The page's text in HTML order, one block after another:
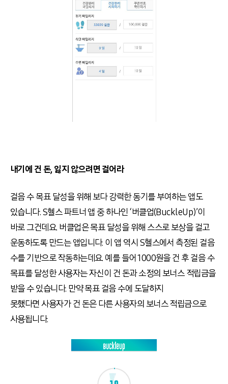
내기에 건 돈, 잃지 않으려면 걸어라
걸음 수 목표 달성을 위해 보다 강력한 동기를 부여하는 앱도
있습니다. S헬스 파트너 앱 중 하나인 ‘버클업(BuckleUp)’이
바로 그건데요. 버클업은 목표 달성을 위해 스스로 보상을 걸고
운동하도록 만드는 앱입니다. 이 앱 역시 S헬스에서 측정된 걸음
수를 기반으로 작동하는데요. 예를 들어 1000원을 건 후 걸음 수
목표를 달성한 사용자는 자신이 건 돈과 소정의 보너스 적립금을
받을 수 있습니다. 만약 목표 걸음 수에 도달하지
못했다면 사용자가 건 돈은 다른 사용자의 보너스 적립금으로
사용됩니다.